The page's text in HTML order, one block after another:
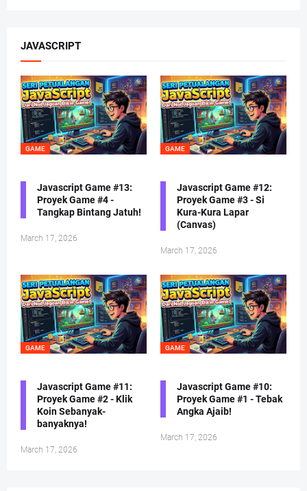
JAVASCRIPT
GAME
Javascript Game #13:
Proyek Game #4 -
Tangkap Bintang Jatuh!
March 17, 2026
GAME
Javascript Game #12:
Proyek Game #3 - Si
Kura-Kura Lapar
(Canvas)
March 17, 2026
GAME
Javascript Game #11:
Proyek Game #2 - Klik
Koin Sebanyak-
banyaknya!
March 17, 2026
GAME
Javascript Game #10:
Proyek Game #1 - Tebak
Angka Ajaib!
March 17, 2026